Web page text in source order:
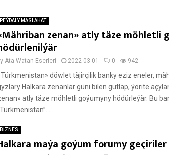
PEÝDALY MASLAHAT
zenan» atly täze möhletli
Ata Watan Eserleri 2022-03-01 0 942
döwlet täjirçilik banky eziz eneler,
Halkara zenanlar güni bilen gutlap, ýörite
atly täze möhletli goýumyny hödürleýär. Bu
BIZNES
maýa goýum forumy geçiriler